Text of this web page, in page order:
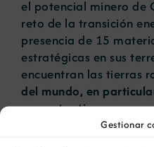
Gestionar
el potencial minero de
reto de la transición
presencia de 15
estratégicas en sus
encuentran las tierras
del mundo, en
presentes tierras raras
suficiente para ser